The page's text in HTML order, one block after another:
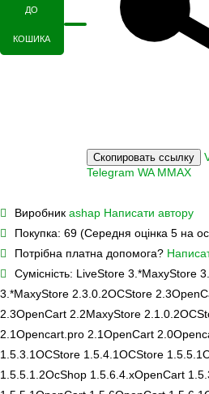
ДО
КОШИКА
Скопировать ссылку
Telegram WA MMAX
Виробник ashap Написати автору
Покупка: 69 (Середня оцінка 5 на
Потрібна платна допомога?
Сумісність: LiveStore 3.*MaxyStore
3.*MaxyStore 2.3.0.2OCStore 2.3
2.3OpenCart 2.2MaxyStore 2.1.0.2
2.1Opencart.pro 2.1OpenCart 2.0
1.5.3.1OCStore 1.5.4.1OCStore 1.5.5.1
1.5.5.1.2OcShop 1.5.6.4.хOpenCart